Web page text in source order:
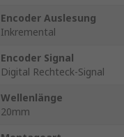
Encoder Auslesung
Inkremental
Encoder Signal
Digital Rechteck-Signal
Wellenlänge
20mm